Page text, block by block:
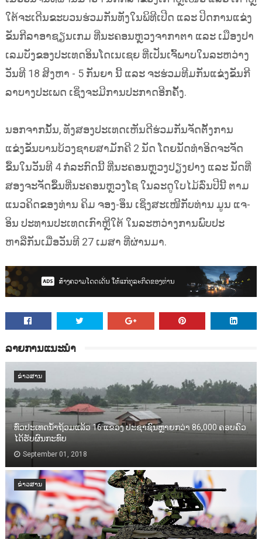
ໃຕ້ຈະເດີນຂະບວນຮ່ວມກັນທັງໃນພິທີເປີດ ແລະ ປິດການແຂ່ງ
ຂັນກີລາອາຊຽນເກມ ທີ່ນະຄອນຫຼວງຈາກາຕາ ແລະ ເມືອງປາ
ເລມບັງຂອງປະເທດອິນໂດເນເຊຍ ທີ່ເປັນເຈົ້ພາບໃນລະຫວ່າງ
ວັນທີ 18 ສິງຫາ - 5 ກັນຍາ ນີ້ ແລະ ຈະຮ່ວມທີມກັນແຂ່ງຂັນກີ
ລາບາງປະເພດ ເຊິ່ງຈະມີການປະກາດອີກຄັ້ງ.
ນອກຈາກນັ້ນ, ທັງສອງປະເທດເຫັນດີຮ່ວມກັນຈັດຕັ້ງການ
ແຂ່ງຂັນບານບ້ວງຊາຍສາມັກຄີ 2 ນັດ ໂດຍນັດທຳອິດຈະຈັດ
ຂຶ້ນໃນວັນທີ 4 ກໍລະກົດນີ້ ທີ່ນະຄອນຫຼວງປຽງຢາງ ແລະ ນັດທີ່
ສອງຈະຈັດຂຶ້ນທີ່ນະຄອນຫຼວງໂຊ ໃນລະດູໃບໄມ້ລົ່ນປີນີ້ ຕາມ
ແນວຄິດຂອງທ່ານ ຄິມ ຈອງ-ອຶນ ເຊິ່ງສະເໜີກັບທ່ານ ມູນ ແຈ-
ອິນ ປະທານປະເທດເກົາຫຼີໃຕ້ ໃນລະຫວ່າງການພົບປະ
ຫາລືກັນເມື່ອວັນທີ 27 ເມສາ ທີ່ຜ່ານມາ.
ລາຍການແນະນຳ
ຂ່າວສານ
ທົ່ວປະເທດນ້ຳຖ້ວມແລ້ວ 16 ແຂວງ ປະຊາຊົນຫຼາຍກວ່າ 86,000​ ຄອບຄົວ
ໄດ້ຮັບຜົນກະທົບ
September 01, 2018
ຂ່າວສານ